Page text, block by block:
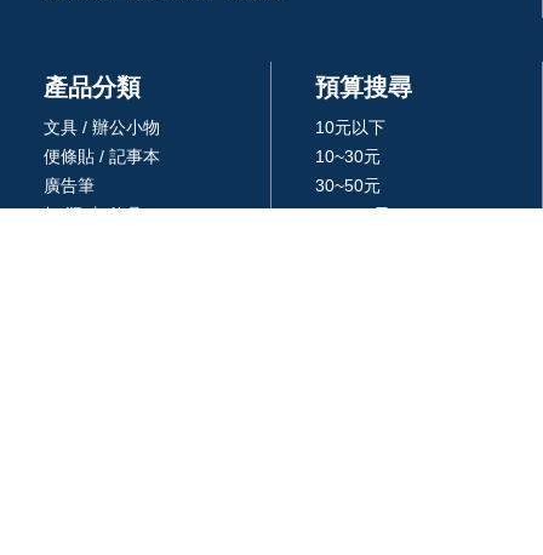
產品分類
文具 / 辦公小物
便條貼 / 記事本
廣告筆
杯/瓶/壺/飲具
預算搜尋
10元以下
10~30元
30~50元
50~100元